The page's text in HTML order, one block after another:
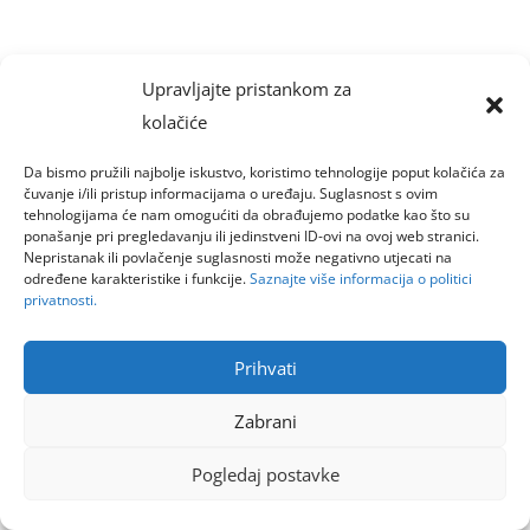
Upravljajte pristankom za
kolačiće
Da bismo pružili najbolje iskustvo, koristimo tehnologije poput kolačića za
čuvanje i/ili pristup informacijama o uređaju. Suglasnost s ovim
tehnologijama će nam omogućiti da obrađujemo podatke kao što su
ponašanje pri pregledavanju ili jedinstveni ID-ovi na ovoj web stranici.
Nepristanak ili povlačenje suglasnosti može negativno utjecati na
određene karakteristike i funkcije.Saznajte više informacija o politici
privatnosti.
Prihvati
Zabrani
Pogledaj postavke